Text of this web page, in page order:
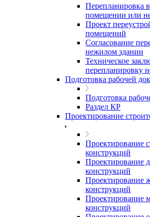
Перепланировка
помещении или
Проект
помещений
Согласование
нежилом здании
Техническое
перепланировку
Подготовка рабочей
Подготовка
Раздел КР
Проектирование
Проектирование
конструкций
Проектирование
конструкций
Проектирование
конструкций
Проектирование
конструкций